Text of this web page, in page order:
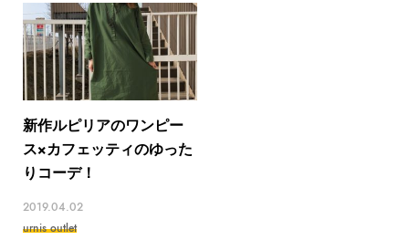
新作ルピリアのワンピー
ス×カフェッティのゆった
りコーデ！
2019.04.02
urnis outlet